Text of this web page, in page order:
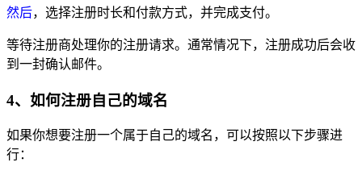
然后，选择注册时长和付款方式，并完成支付。
等待注册商处理你的注册请求。通常情况下，注册成功后会收
到一封确认邮件。
4、如何注册自己的域名
如果你想要注册一个属于自己的域名，可以按照以下步骤进
行：